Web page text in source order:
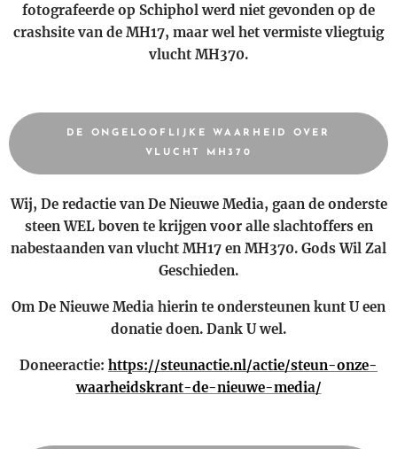
fotografeerde op Schiphol werd niet gevonden op de
crashsite van de MH17, maar wel het vermiste vliegtuig
vlucht MH370.
DE ONGELOOFLIJKE WAARHEID OVER
VLUCHT MH370
Wij, De redactie van De Nieuwe Media, gaan de onderste
steen WEL boven te krijgen voor alle slachtoffers en
nabestaanden van vlucht MH17 en MH370. Gods Wil Zal
Geschieden.
Om De Nieuwe Media hierin te ondersteunen kunt U een
donatie doen. Dank U wel.
Doneeractie: https://steunactie.nl/actie/steun-onze-
waarheidskrant-de-nieuwe-media/